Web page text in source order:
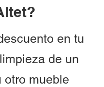
en tu
de un
otro mueble